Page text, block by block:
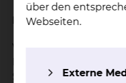
Mit öffentlichen
Vom Hauptbahnhof
Salzdahlumer Straße
über den
Webseiten.
Externe